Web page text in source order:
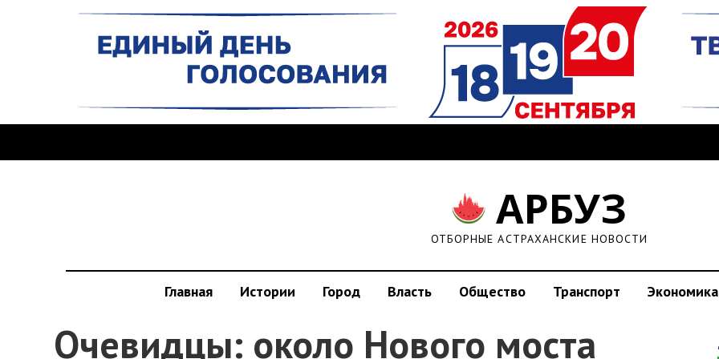
АРБУЗ
ОТБОРНЫЕ АСТРАХАНСКИЕ НОВОСТИ
Главная Истории Город Власть Общество Транспорт Экономика
Очевидцы: около Нового моста